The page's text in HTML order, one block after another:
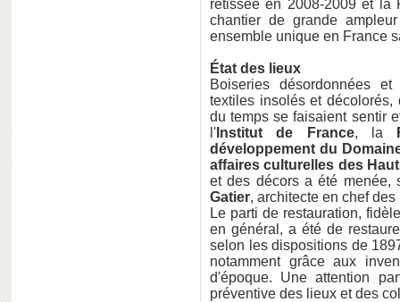
retissée en 2008-2009 et la
chantier de grande
ensemble unique en France
État des lieux
Boiseries désordonnées
textiles insolés et décolorés,
du temps se faisaient sentir
l' Institut de France, la
développement du
affaires culturelles des
et des décors a été
Gatier, architecte en chef
Le parti de restauration,
en général, a été de
selon les dispositions de
notamment grâce aux
d'époque. Une attention
préventive des lieux et des